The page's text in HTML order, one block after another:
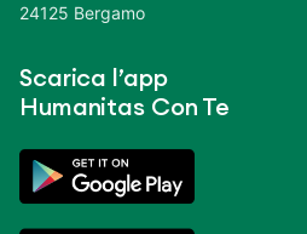
24125 Bergamo
Scarica l’app
Humanitas Con Te